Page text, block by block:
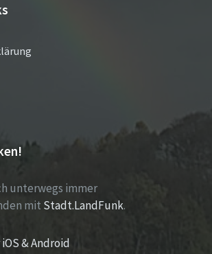
unterwegs immer
mit Stadt.LandFunk.
& Android